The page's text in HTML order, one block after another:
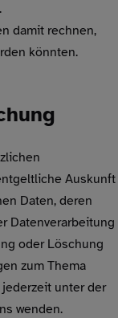
damit rechnen,
könnten.
Auskunft
Daten, deren
Datenverarbeitung
oder Löschung
zum Thema
unter der
wenden.